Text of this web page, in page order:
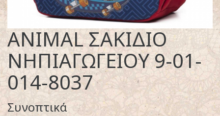
ANIMAL ΣΑΚΙΔΙΟ
ΝΗΠΙΑΓΩΓΕΙΟΥ 9-01-
014-8037
Συνοπτικά